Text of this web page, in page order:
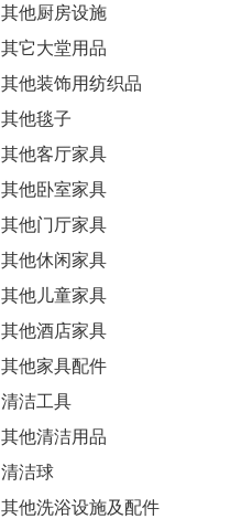
其他厨房设施
其它大堂用品
其他装饰用纺织品
其他毯子
其他客厅家具
其他卧室家具
其他门厅家具
其他休闲家具
其他儿童家具
其他酒店家具
其他家具配件
清洁工具
其他清洁用品
清洁球
其他洗浴设施及配件